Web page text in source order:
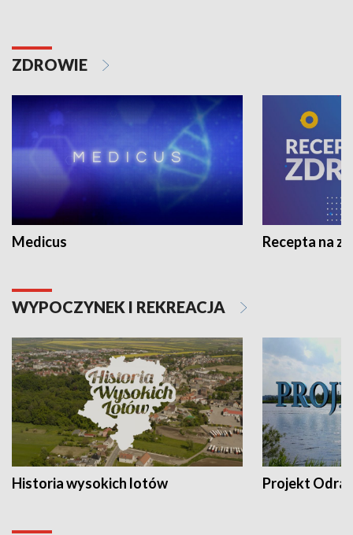
ZDROWIE
Medicus Recepta na
WYPOCZYNEK I REKREACJA
Historia wysokich lotów Projekt Odra